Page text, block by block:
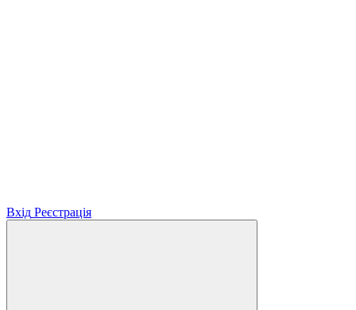
Вхід Реєстрація